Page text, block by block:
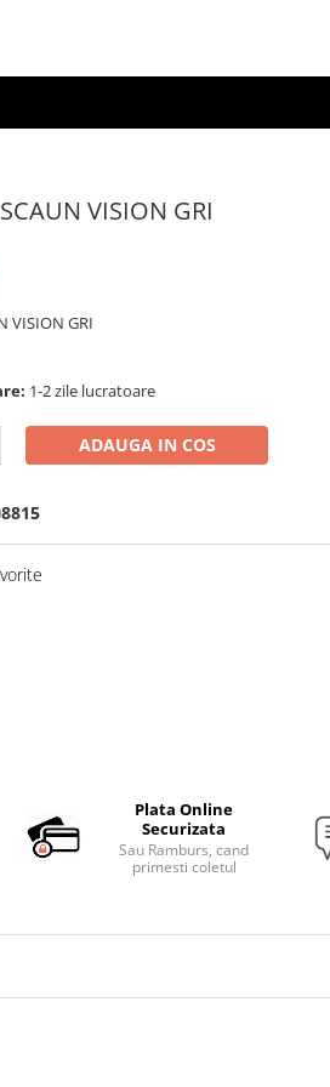
VISION GRI
VISION GRI
1-2 zile lucratoare
ADAUGA IN COS
Plata Online
Securizata
Sau Ramburs, cand
primesti coletul